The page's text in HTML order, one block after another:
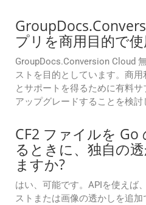
プリを商用目的で
GroupDocs.Conversion Cloud
ストを目的としています。商
とサポートを得るために有料
アップグレードすることを検討
CF2 ファイルを Go
るときに、独自の
ますか?
はい、可能です。APIを使えば
ストまたは画像の透かしを追